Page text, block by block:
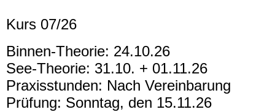
Kurs 07/26
Binnen-Theorie: 24.10.26
See-Theorie: 31.10. + 01.11.26
Praxisstunden: Nach Vereinbarung
Prüfung: Sonntag, den 15.11.26